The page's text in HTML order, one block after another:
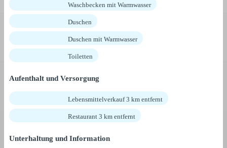
Waschbecken mit Warmwasser
Duschen
Duschen mit Warmwasser
Toiletten
Aufenthalt und Versorgung
Lebensmittelverkauf 3 km entfernt
Restaurant 3 km entfernt
Unterhaltung und Information